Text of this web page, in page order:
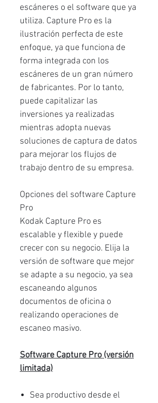
escáneres o el software que ya
utiliza. Capture Pro es la
ilustración perfecta de este
enfoque, ya que funciona de
forma integrada con los
escáneres de un gran número
de fabricantes. Por lo tanto,
puede capitalizar las
inversiones ya realizadas
mientras adopta nuevas
soluciones de captura de datos
para mejorar los flujos de
trabajo dentro de su empresa.
Opciones del software Capture
Pro
Kodak Capture Pro es
escalable y flexible y puede
crecer con su negocio. Elija la
versión de software que mejor
se adapte a su negocio, ya sea
escaneando algunos
documentos de oficina o
realizando operaciones de
escaneo masivo.
Software Capture Pro (versión
limitada)
Sea productivo desde el